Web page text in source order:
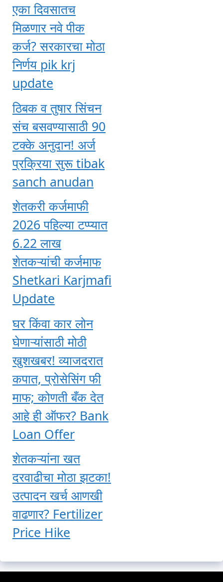
एका दिवसातच
मिळणार नवे पीक
कर्ज? सरकारचा मोठा
निर्णय pik krj
update
ठिबक व तुषार सिंचन
संच बसवण्यासाठी 90
टक्के अनुदान! अर्ज
प्रक्रिया सुरू tibak
sanch anudan
शेतकरी कर्जमाफी
2026 पहिल्या टप्प्यात
6.22 लाख
शेतकऱ्यांची कर्जमाफ
Shetkari Karjmafi
Update
घर किंवा कार लोन
घेणाऱ्यांसाठी मोठी
खुशखबर! व्याजदरात
कपात, प्रोसेसिंग फी
माफ; कोणती बँक देत
आहे ही ऑफर? Bank
Loan Offer
शेतकऱ्यांना खत
दरवाढीचा मोठा झटका!
उत्पादन खर्च आणखी
वाढणार? Fertilizer
Price Hike